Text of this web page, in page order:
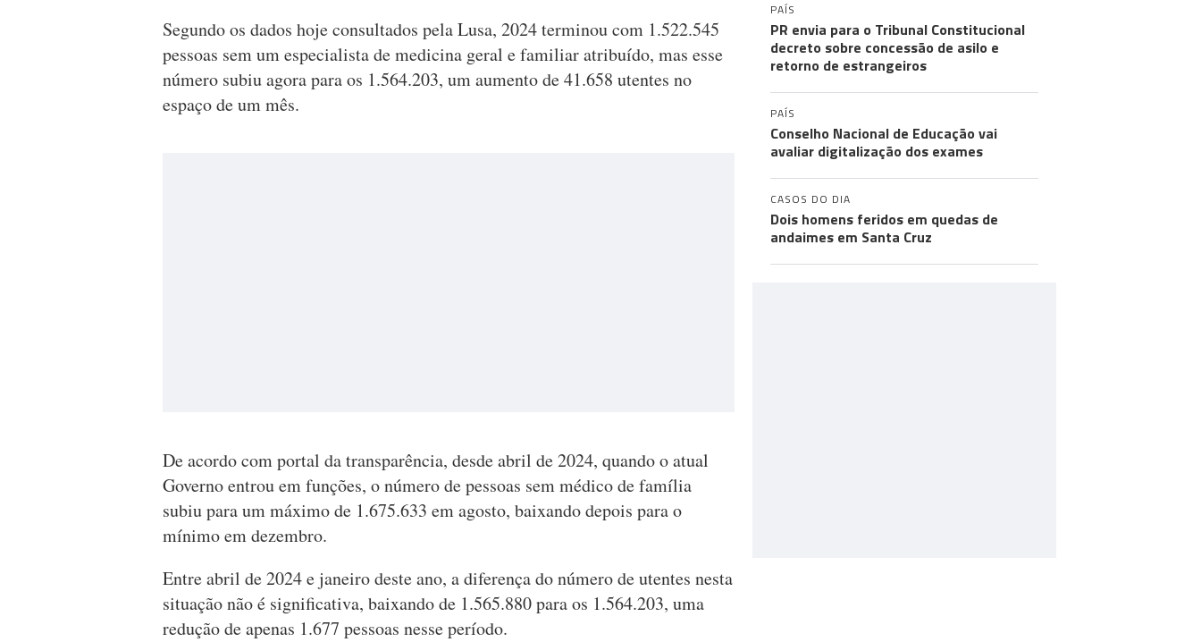
Segundo os dados hoje consultados pela Lusa, 2024 terminou com 1.522.545
pessoas sem um especialista de medicina geral e familiar atribuído, mas esse
número subiu agora para os 1.564.203, um aumento de 41.658 utentes no
espaço de um mês.
De acordo com portal da transparência, desde abril de 2024, quando o atual
Governo entrou em funções, o número de pessoas sem médico de família
subiu para um máximo de 1.675.633 em agosto, baixando depois para o
mínimo em dezembro.
Entre abril de 2024 e janeiro deste ano, a diferença do número de utentes nesta
situação não é significativa, baixando de 1.565.880 para os 1.564.203, uma
redução de apenas 1.677 pessoas nesse período.
PAÍS
PR envia para o Tribunal Constitucional
decreto sobre concessão de asilo e
retorno de estrangeiros
PAÍS
Conselho Nacional de Educação vai
avaliar digitalização dos exames
CASOS DO DIA
Dois homens feridos em quedas de
andaimes em Santa Cruz